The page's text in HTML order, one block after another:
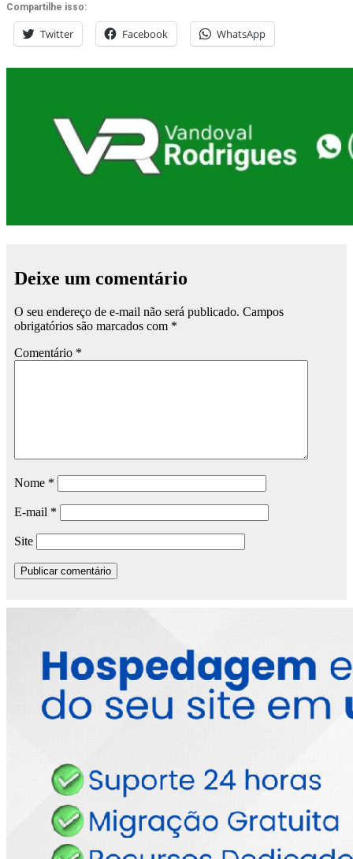
Compartilhe isso:
Twitter Facebook WhatsApp
Deixe um comentário
O seu endereço de e-mail não será publicado. Campos
obrigatórios são marcados com *
Comentário *
Nome *
E-mail *
Site